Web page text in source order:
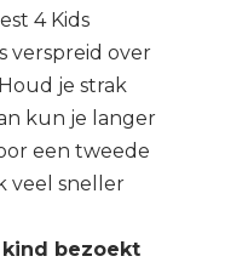
4 Kids
verspreid over
je strak
kun je langer
een tweede
veel sneller
bezoekt